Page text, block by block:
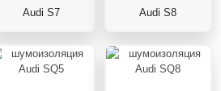
Audi S7 Audi S8